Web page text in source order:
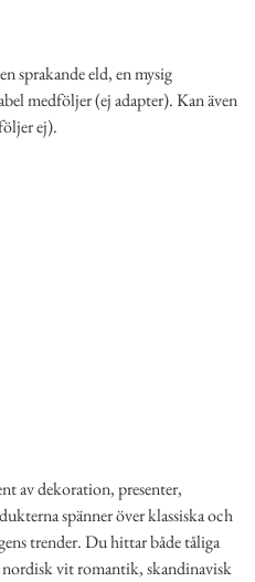
sprakande eld, en mysig
medföljer (ej adapter). Kan även
ej).
av dekoration, presenter,
spänner över klassiska och
trender. Du hittar både tåliga
vit romantik, skandinavisk